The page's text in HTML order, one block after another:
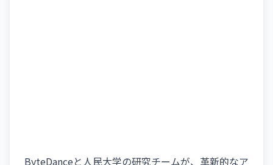
ByteDanceと人民大学の研究チームが、革新的なア